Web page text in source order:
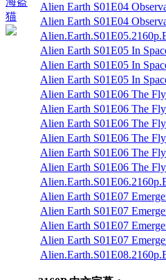
猫
Alien Earth S01E04
Alien Earth S01E04
Alien Earth S01E05 In
Alien Earth S01E05 In
Alien Earth S01E05 In
Alien Earth S01E06 The
Alien Earth S01E06 The
Alien Earth S01E06 The
Alien Earth S01E06 The
Alien Earth S01E06 The
Alien Earth S01E06 The
Alien Earth S01E07
Alien Earth S01E07
Alien Earth S01E07
Alien Earth S01E07